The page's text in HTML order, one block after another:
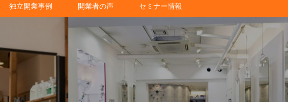
独立開業事例 開業者の声 セミナー情報